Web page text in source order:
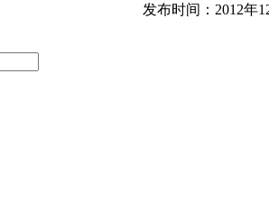
发布时间：2012年